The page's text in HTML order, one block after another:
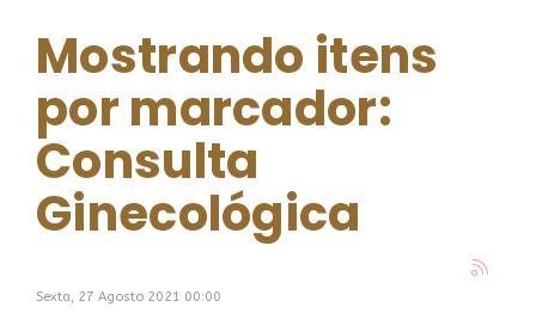
Mostrando itens
por marcador:
Consulta
Ginecológica
Sexta, 27 Agosto 2021 00:00